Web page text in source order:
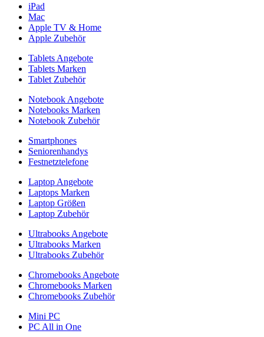
iPad
Mac
Apple TV & Home
Apple Zubehör
Tablets Angebote
Tablets Marken
Tablet Zubehör
Notebook Angebote
Notebooks Marken
Notebook Zubehör
Smartphones
Seniorenhandys
Festnetztelefone
Laptop Angebote
Laptops Marken
Laptop Größen
Laptop Zubehör
Ultrabooks Angebote
Ultrabooks Marken
Ultrabooks Zubehör
Chromebooks Angebote
Chromebooks Marken
Chromebooks Zubehör
Mini PC
PC All in One